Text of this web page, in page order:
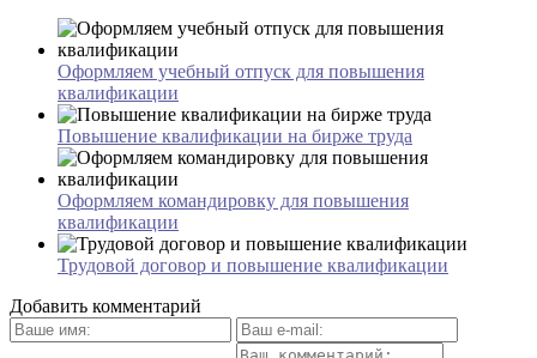
Оформляем учебный отпуск для повышения
квалификации
Повышение квалификации на бирже труда
Оформляем командировку для повышения
квалификации
Трудовой договор и повышение квалификации
Добавить комментарий